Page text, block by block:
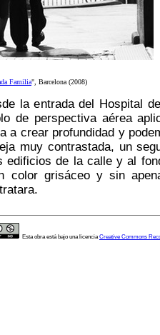
Familia", Barcelona (2008)
la entrada del Hospital
de perspectiva aérea
a crear profundidad y
muy contrastada, un
edificios de la calle y al
color grisáceo y sin
Esta obra está bajo una licenciaCreative Commons